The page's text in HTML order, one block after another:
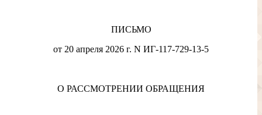
ПИСЬМО
от 20 апреля 2026 г. N ИГ-117-729-13-5
О РАССМОТРЕНИИ ОБРАЩЕНИЯ